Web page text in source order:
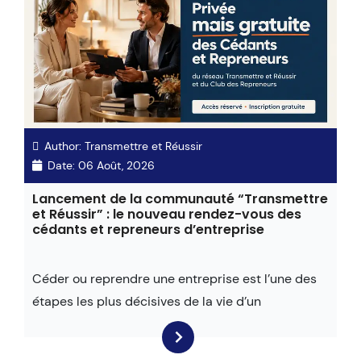
Author: Transmettre et Réussir
Date: 06 Août, 2026
Lancement de la communauté “Transmettre
et Réussir” : le nouveau rendez-vous des
cédants et repreneurs d’entreprise
Céder ou reprendre une entreprise est l’une des
étapes les plus décisives de la vie d’un